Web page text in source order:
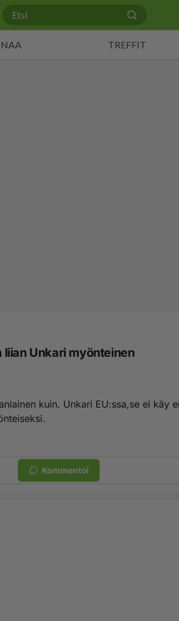
TREFFIT
liian Unkari myönteinen
kuin. Unkari EU:ssa,se ei käy
Kommentoi